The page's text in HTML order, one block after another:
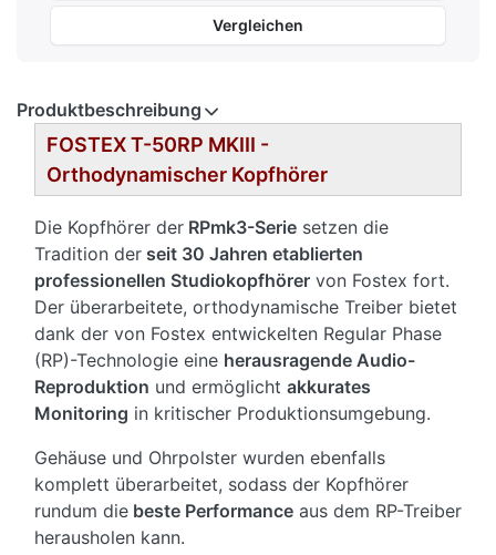
Vergleichen
Produktbeschreibung
FOSTEX T-50RP MKIII -
Orthodynamischer Kopfhörer
Die Kopfhörer der RPmk3-Serie setzen die
Tradition der seit 30 Jahren etablierten
professionellen Studiokopfhörer von Fostex fort.
Der überarbeitete, orthodynamische Treiber bietet
dank der von Fostex entwickelten Regular Phase
(RP)-Technologie eine herausragende Audio-
Reproduktion und ermöglicht akkurates
Monitoring in kritischer Produktionsumgebung.
Gehäuse und Ohrpolster wurden ebenfalls
komplett überarbeitet, sodass der Kopfhörer
rundum die beste Performance aus dem RP-Treiber
herausholen kann.